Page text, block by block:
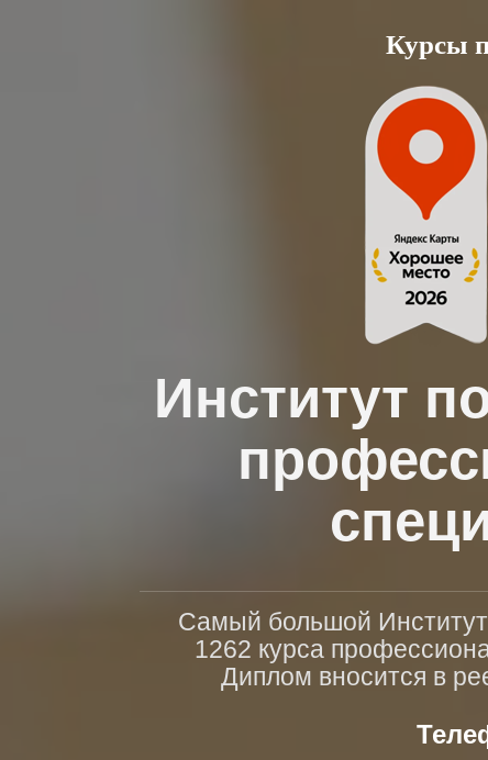
Курсы
Институт
Самый большой Институт
1262 курса
Диплом вносится в